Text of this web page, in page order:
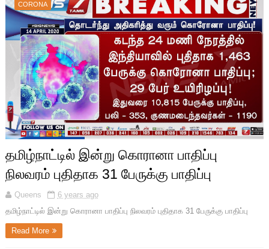
CORONA
தமிழ்நாட்டில் இன்று கொரானா பாதிப்பு
நிலவரம் புதிதாக 31 பேருக்கு பாதிப்பு
Queens
6 years ago
தமிழ்நாட்டில் இன்று கொரானா பாதிப்பு நிலவரம் புதிதாக 31 பேருக்கு பாதிப்பு
Read More